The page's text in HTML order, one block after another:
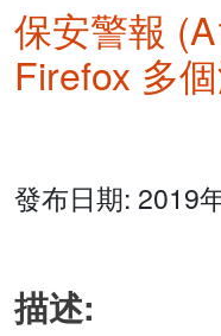
保安警報
Firefox 多
發布日期: 2019
描述: